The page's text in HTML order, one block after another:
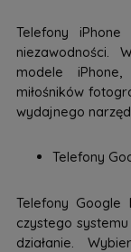
Telefony
niezawodności.
modele
miłośników
wydajnego
Telefony
Telefony Google
czystego
działanie.